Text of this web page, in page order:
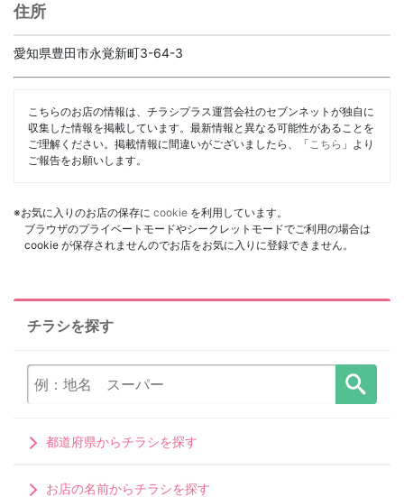
住所
愛知県豊田市永覚新町3-64-3
こちらのお店の情報は、チラシプラス運営会社のセブンネットが独自に
収集した情報を掲載しています。最新情報と異なる可能性があることを
ご理解ください。掲載情報に間違いがございましたら、「 こちら 」より
ご報告をお願いします。
※お気に入りのお店の保存に cookie を利用しています。
ブラウザのプライベートモードやシークレットモードでご利用の場合は
cookie が保存されませんのでお店をお気に入りに登録できません。
チラシを探す
都道府県からチラシを探す
お店の名前からチラシを探す